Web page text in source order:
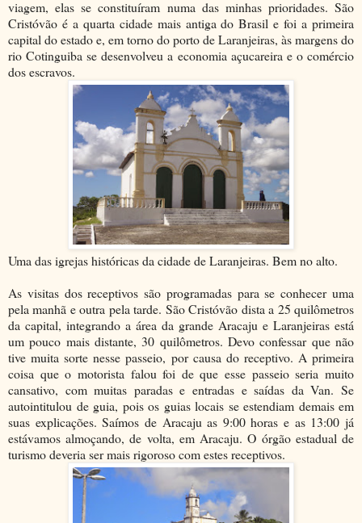
viagem, elas se constituíram numa das minhas prioridades. São
Cristóvão é a quarta cidade mais antiga do Brasil e foi a primeira
capital do estado e, em torno do porto de Laranjeiras, às margens do
rio Cotinguiba se desenvolveu a economia açucareira e o comércio
dos escravos.
Uma das igrejas históricas da cidade de Laranjeiras. Bem no alto.
As visitas dos receptivos são programadas para se conhecer uma
pela manhã e outra pela tarde. São Cristóvão dista a 25 quilômetros
da capital, integrando a área da grande Aracaju e Laranjeiras está
um pouco mais distante, 30 quilômetros. Devo confessar que não
tive muita sorte nesse passeio, por causa do receptivo. A primeira
coisa que o motorista falou foi de que esse passeio seria muito
cansativo, com muitas paradas e entradas e saídas da Van. Se
autointitulou de guia, pois os guias locais se estendiam demais em
suas explicações. Saímos de Aracaju as 9:00 horas e as 13:00 já
estávamos almoçando, de volta, em Aracaju. O órgão estadual de
turismo deveria ser mais rigoroso com estes receptivos.